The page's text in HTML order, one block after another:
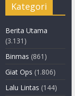
Kategori
Berita Utama
(3.131)
Binmas (861)
Giat Ops (1.806)
Lalu Lintas (144)